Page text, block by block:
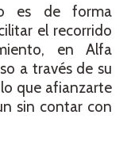
es de forma
el recorrido
en Alfa
a través de su
que afianzarte
sin contar con